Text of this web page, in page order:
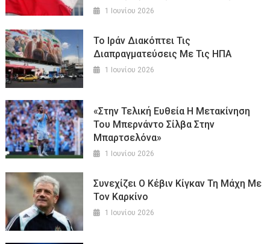
1 Ιουνίου 2026
Το Ιράν Διακόπτει Τις
Διαπραγματεύσεις Με Τις ΗΠΑ
1 Ιουνίου 2026
«Στην Τελική Ευθεία Η Μετακίνηση
Του Μπερνάντο Σίλβα Στην
Μπαρτσελόνα»
1 Ιουνίου 2026
Συνεχίζει Ο Κέβιν Κίγκαν Τη Μάχη Με
Τον Καρκίνο
1 Ιουνίου 2026